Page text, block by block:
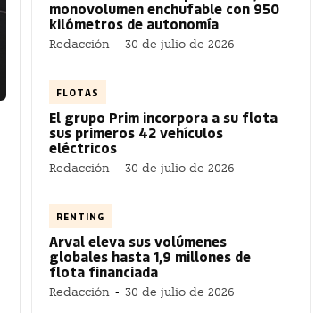
monovolumen enchufable con 950
kilómetros de autonomía
Redacción - 30 de julio de 2026
FLOTAS
El grupo Prim incorpora a su flota
sus primeros 42 vehículos
eléctricos
Redacción - 30 de julio de 2026
RENTING
Arval eleva sus volúmenes
globales hasta 1,9 millones de
flota financiada
Redacción - 30 de julio de 2026